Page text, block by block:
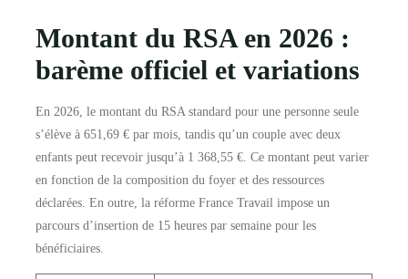
Montant du RSA en 2026 :
barème officiel et variations
En 2026, le montant du RSA standard pour une personne seule
s’élève à 651,69 € par mois, tandis qu’un couple avec deux
enfants peut recevoir jusqu’à 1 368,55 €. Ce montant peut varier
en fonction de la composition du foyer et des ressources
déclarées. En outre, la réforme France Travail impose un
parcours d’insertion de 15 heures par semaine pour les
bénéficiaires.